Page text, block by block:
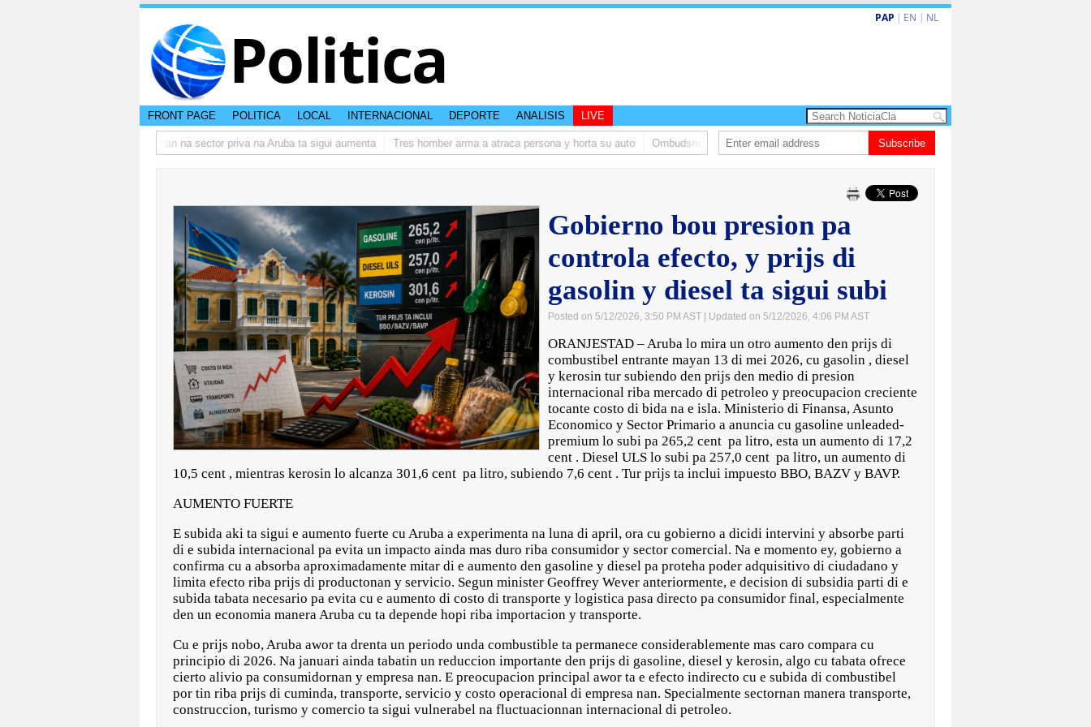
Politica PAP | EN | NL
FRONT PAGE POLITICA LOCAL INTERNACIONAL DEPORTE ANALISIS LIVE
Prestamonan na sector priva na Aruba ta sigui aumenta Tres homber arma a atraca persona y horta su auto Ombudsman ta bishita barionan pa atende kehonan di ciudadano
Subscribe
Gobierno bou presion pa
controla efecto, y prijs di
gasolin y diesel ta sigui subi
Posted on 5/12/2026, 3:50 PM AST | Updated on 5/12/2026, 4:06 PM AST
ORANJESTAD – Aruba lo mira un otro aumento den prijs di
combustibel entrante mayan 13 di mei 2026, cu gasolin , diesel
y kerosin tur subiendo den prijs den medio di presion
internacional riba mercado di petroleo y preocupacion creciente
tocante costo di bida na e isla. Ministerio di Finansa, Asunto
Economico y Sector Primario a anuncia cu gasoline unleaded-
premium lo subi pa 265,2 cent pa litro, esta un aumento di 17,2
cent . Diesel ULS lo subi pa 257,0 cent pa litro, un aumento di
10,5 cent , mientras kerosin lo alcanza 301,6 cent pa litro, subiendo 7,6 cent . Tur prijs ta inclui impuesto BBO, BAZV y BAVP.
AUMENTO FUERTE
E subida aki ta sigui e aumento fuerte cu Aruba a experimenta na luna di april, ora cu gobierno a dicidi intervini y absorbe parti
di e subida internacional pa evita un impacto ainda mas duro riba consumidor y sector comercial. Na e momento ey, gobierno a
confirma cu a absorba aproximadamente mitar di e aumento den gasoline y diesel pa proteha poder adquisitivo di ciudadano y
limita efecto riba prijs di productonan y servicio. Segun minister Geoffrey Wever anteriormente, e decision di subsidia parti di e
subida tabata necesario pa evita cu e aumento di costo di transporte y logistica pasa directo pa consumidor final, especialmente
den un economia manera Aruba cu ta depende hopi riba importacion y transporte.
Cu e prijs nobo, Aruba awor ta drenta un periodo unda combustible ta permanece considerablemente mas caro compara cu
principio di 2026. Na januari ainda tabatin un reduccion importante den prijs di gasoline, diesel y kerosin, algo cu tabata ofrece
cierto alivio pa consumidornan y empresa nan. E preocupacion principal awor ta e efecto indirecto cu e subida di combustibel
por tin riba prijs di cuminda, transporte, servicio y costo operacional di empresa nan. Specialmente sectornan manera transporte,
construccion, turismo y comercio ta sigui vulnerabel na fluctuacionnan internacional di petroleo.